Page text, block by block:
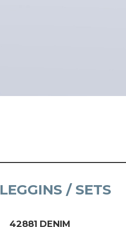
LEGGINS / SETS
42881 DENIM